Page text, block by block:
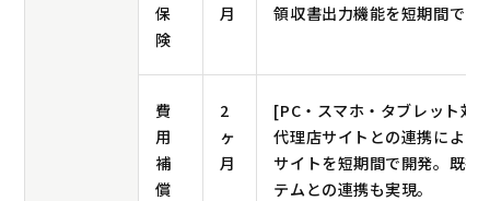
保
険
月
領収書出力機能を短期間で開
費
用
補
償
2
ヶ
月
[PC・スマホ・タブレット対
代理店サイトとの連携による
サイトを短期間で開発。既存
テムとの連携も実現。